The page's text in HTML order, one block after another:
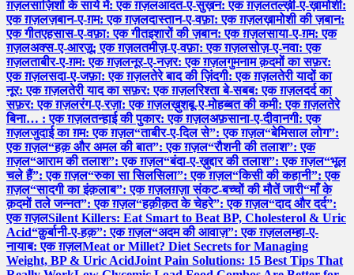
ग़ज़लसाज़िशों के साये में: एक ग़ज़लआदत-ए-सुख़न: एक ग़ज़लतल्ख़ी-ए-ख़ामोशी:
एक ग़ज़लज़बान-ए-ग़म: एक ग़ज़लदास्तान-ए-वफ़ा: एक ग़ज़लख़ामोशी की ज़बान:
एक गीतएहसास-ए-वफ़ा: एक गीतइशारों की ज़बान: एक ग़ज़लसाया-ए-ग़म: एक
ग़ज़लअक्स-ए-आरज़ू: एक ग़ज़लतमीज़-ए-वफ़ा: एक ग़ज़लसोज़-ए-नवा: एक
ग़ज़लताबीर-ए-ग़म: एक ग़ज़लनूर-ए-नज़र: एक ग़ज़लगुमनाम क़दमों का सफ़र:
एक ग़ज़लसदा-ए-जफ़ा: एक ग़ज़लतेरे बाद की ज़िंदगी: एक ग़ज़लतेरी यादों का
नूर: एक ग़ज़लतेरी याद का सफ़र: एक ग़ज़लरिश्ता बे-सबब: एक ग़ज़लदर्द का
सफ़र: एक ग़ज़लरंग-ए-रज़ा: एक ग़ज़लख़ुशबू-ए-मोहब्बत की कमी: एक ग़ज़लतेरे
बिना… : एक ग़ज़लतन्हाई की पुकार: एक ग़ज़लअफ़साना-ए-दीवानगी: एक
ग़ज़लजुदाई का ग़म: एक ग़ज़ल“ताबीर-ए-दिल से”: एक ग़ज़ल“बेमिसाल लोग”:
एक ग़ज़ल“हक़ और अमल की बात”: एक ग़ज़ल“रौशनी की तलाश”: एक
ग़ज़ल“आराम की तलाश”: एक ग़ज़ल“बंदा-ए-ख़ुद्दार की तलाश”: एक ग़ज़ल“भूल
चले हैं”: एक ग़ज़ल“रुका सा सिलसिला”: एक ग़ज़ल“किसी की कहानी”: एक
ग़ज़ल“सादगी का इंक़लाब”: एक ग़ज़लग़ज़ा संकट-बच्चों की मौतें जारी“माँ के
क़दमों तले जन्नत”: एक ग़ज़ल“हक़ीक़त के चेहरे”: एक ग़ज़ल“दाद और दर्द”:
एक ग़ज़लSilent Killers: Eat Smart to Beat BP, Cholesterol & Uric
Acid“क़ुर्बानी-ए-हक़”: एक ग़ज़ल“अदम की आवाज़”: एक ग़ज़ललम्हा-ए-
नायाब: एक ग़ज़लMeat or Millet? Diet Secrets for Managing
Weight, BP & Uric AcidJoint Pain Solutions: 15 Best Tips That